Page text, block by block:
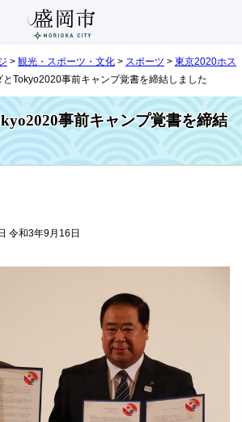
> 観光・スポーツ・文化 > スポーツ > 東京2020ホス
とTokyo2020事前キャンプ覚書を締結しました
事前キャンプ覚書を締結
令和3年9月16日